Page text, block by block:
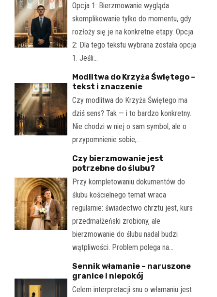
Opcja 1: Bierzmowanie wygląda
skomplikowanie tylko do momentu, gdy
rozłoży się je na konkretne etapy. Opcja
2: Dla tego tekstu wybrana została opcja
1. Jeśli…
Modlitwa do Krzyża Świętego –
tekst i znaczenie
Czy modlitwa do Krzyża Świętego ma
dziś sens? Tak — i to bardzo konkretny.
Nie chodzi w niej o sam symbol, ale o
przypomnienie sobie,…
Czy bierzmowanie jest
potrzebne do ślubu?
Przy kompletowaniu dokumentów do
ślubu kościelnego temat wraca
regularnie: świadectwo chrztu jest, kurs
przedmałżeński zrobiony, ale
bierzmowanie do ślubu nadal budzi
wątpliwości. Problem polega na…
Sennik włamanie – naruszone
granice i niepokój
Celem interpretacji snu o włamaniu jest